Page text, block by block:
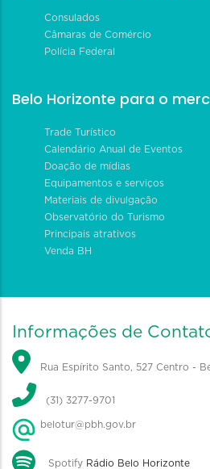
Consulados
Câmaras de Comércio
Polícia Federal
Belo Horizonte para o
Trade Turístico
Calendário Anual de Eventos
Doação de mídias
Equipamentos e serviços
Materiais de divulgação
Observatório do Turismo
Principais atrativos
Venda BH
Informações de
Rua Espírito Santo, 527 Centro -
(31) 3277-9701
belotur@pbh.gov.br
Spotify Rádio Belo Horizonte